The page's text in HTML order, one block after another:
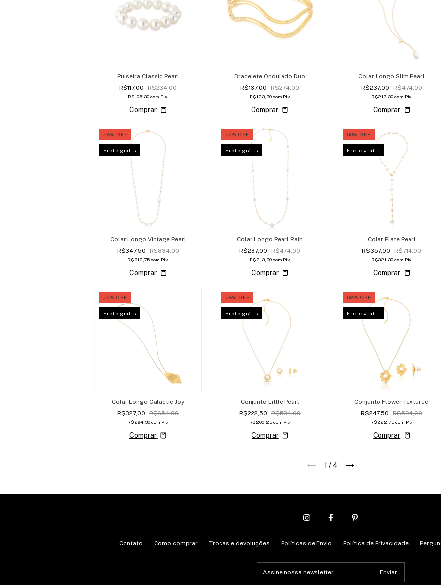
Pulseira Classic Pearl
R$117,00
R$234,00
R$105,30com Pix
Bracelete Ondulado Duo
R$137,00
R$274,00
R$123,30com Pix
Comprar
Colar Longo Slim Pearl
R$237,00
R$474,00
R$213,30com Pix
58% OFF
Frete grátis
Colar Longo Vintage Pearl
R$347,50
R$834,00
R$312,75com Pix
50% OFF
Frete grátis
Colar Longo Pearl Rain
R$237,00
R$474,00
R$213,30com Pix
50% OFF
Frete grátis
Colar Plate Pearl
R$357,00
R$714,00
R$321,30com Pix
50% OFF
Frete grátis
Colar Longo Galactic Joy
R$327,00
R$654,00
R$294,30com Pix
Comprar
58% OFF
Frete grátis
Conjunto Little Pearl
R$222,50
R$534,00
R$200,25com Pix
58% OFF
Frete grátis
Conjunto Flower Textured
R$247,50
R$594,00
R$222,75com Pix
1 / 4
Contato Como comprar Trocas e devoluções Políticas de Envio Política de Privacidade